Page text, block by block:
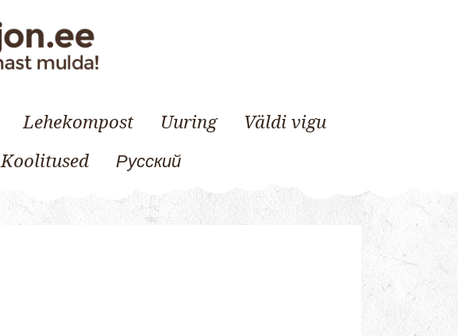
Lehekompost Uuring
Väldi vigu
Koolitused Русский